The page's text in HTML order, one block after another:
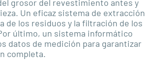
grosor del revestimiento antes y
Un eficaz sistema de extracción
de los residuos y la filtración de los
último, un sistema informático
datos de medición para garantizar
completa.